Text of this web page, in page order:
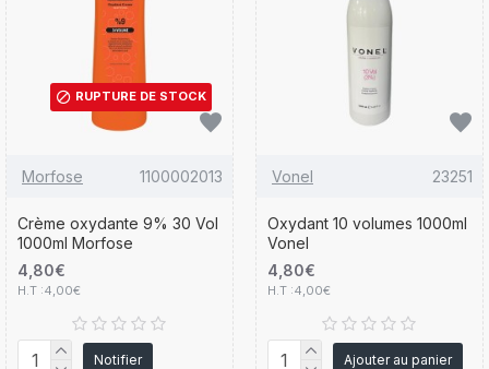
RUPTURE DE STOCK
Morfose 1100002013
Crème oxydante 9% 30 Vol
1000ml Morfose
4,80€
H.T :4,00€
Notifier
Vonel 23251
Oxydant 10 volumes 1000ml
Vonel
4,80€
H.T :4,00€
Ajouter au panier